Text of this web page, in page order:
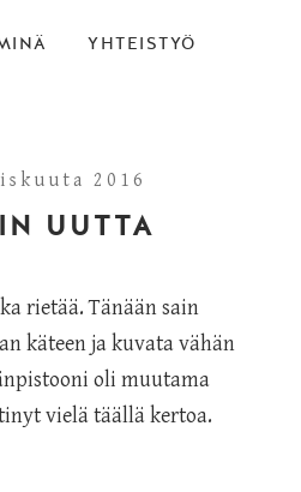
YHTEISTYÖ
2016
UUTTA
rietää. Tänään sain
käteen ja kuvata vähän
oli muutama
vielä täällä kertoa.